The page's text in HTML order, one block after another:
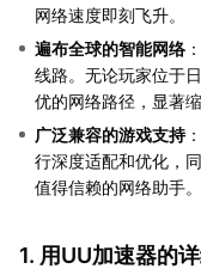
网络速度即刻飞升。
遍布全球的智能网络
线路。无论玩家位于
优的网络路径，显著
广泛兼容的游戏支持
行深度适配和优化，
值得信赖的网络助手。
1. 用UU加速器的